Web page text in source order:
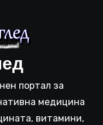
портал за
медицина
витамини,